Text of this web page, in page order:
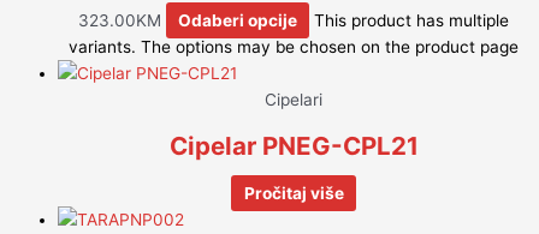
323.00KM Odaberi opcije
This product has multiple
variants. The options may be chosen on the product page
Cipelari
Cipelar PNEG-CPL21
Pročitaj više